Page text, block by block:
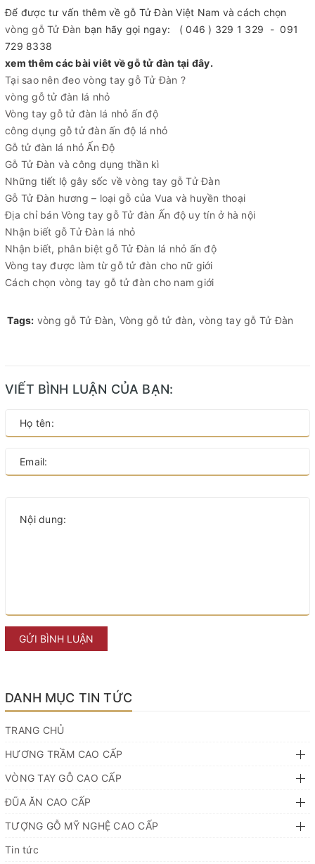
Để được tư vấn thêm về gỗ Tử Đàn Việt Nam và cách chọn
vòng gỗ Tử Đàn bạn hãy gọi ngay: ( 046 ) 329 1 329 - 091
729 8338
xem thêm các bài viêt về gỗ tử đàn tại đây.
Tại sao nên đeo vòng tay gỗ Tử Đàn ?
vòng gỗ tử đàn lá nhỏ
Vòng tay gỗ tử đàn lá nhỏ ấn độ
công dụng gỗ tử đàn ấn độ lá nhỏ
Gỗ tử đàn lá nhỏ Ấn Độ
Gỗ Tử Đàn và công dụng thần kì
Những tiết lộ gây sốc về vòng tay gỗ Tử Đàn
Gỗ Tử Đàn hương – loại gỗ của Vua và huyền thoại
Địa chỉ bán Vòng tay gỗ Tử đàn Ấn độ uy tín ở hà nội
Nhận biết gỗ Tử Đàn lá nhỏ
Nhận biết, phân biệt gỗ Tử Đàn lá nhỏ ấn độ
Vòng tay được làm từ gỗ tử đàn cho nữ giới
Cách chọn vòng tay gỗ tử đàn cho nam giới
Tags: vòng gỗ Tử Đàn, Vòng gỗ tử đàn, vòng tay gỗ Tử Đàn
VIẾT BÌNH LUẬN CỦA BẠN:
GỬI BÌNH LUẬN
DANH MỤC TIN TỨC
TRANG CHỦ
HƯƠNG TRẦM CAO CẤP
VÒNG TAY GỖ CAO CẤP
ĐŨA ĂN CAO CẤP
TƯỢNG GỖ MỸ NGHỆ CAO CẤP
Tin tức